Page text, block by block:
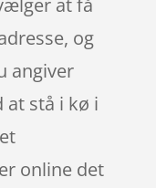
og
angiver
at stå i kø i
online det